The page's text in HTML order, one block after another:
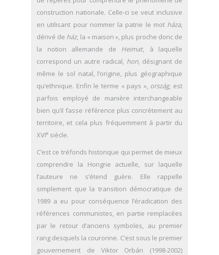
construction nationale. Celle-ci se veut inclusive
en utilisant pour nommer la patrie le mot háza,
dérivé de ház, la « maison », plus proche donc de
la notion allemande de Heimat, à laquelle
correspond un autre radical, hon, désignant de
même le sol natal, l’origine, plus géographique
qu’ethnique. Enfin le terme « pays », ország, est
parfois employé de manière interchangeable
bien qu’il fasse référence plus concrètement au
territoire, et cela plus fréquemment à partir du
XVIe siècle.
C’est ce tréfonds historique qui permet de mieux
comprendre la Hongrie actuelle, sur laquelle
l’auteure ne s’étend guère. Elle rappelle
simplement que la transition démocratique de
1989 a eu pour conséquence l’éradication des
références communistes, en partie remplacées
par le retour d’anciens symboles, au premier
rang desquels la couronne. C’est sous le premier
gouvernement de Viktor Orbán (1998-2002)